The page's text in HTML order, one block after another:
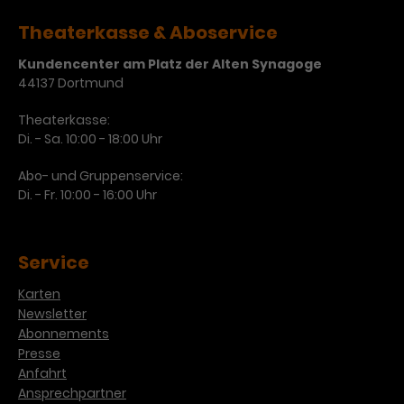
Anbieter Google Analytics
Laufzeit 1 Minute
Zweck
Daten werden nur maximal einmal
pro Minute an Google Analytics
gesendet. Solange es gesetzt ist,
Laufzeit 3 Monate
Dieses Cookie wird verwendet, um
bereitzustellen.
Anbieter
Laufzeit
Zweck
misst die Wirksamkeit von
Theaterkasse & Aboservice
Kundencenter am Platz der Alten Synagoge
44137 Dortmund
Theaterkasse:
Di. - Sa. 10:00 - 18:00 Uhr
Abo- und Gruppenservice:
Di. - Fr. 10:00 - 16:00 Uhr
Service
Karten
Newsletter
Abonnements
Presse
Anfahrt
Ansprechpartner